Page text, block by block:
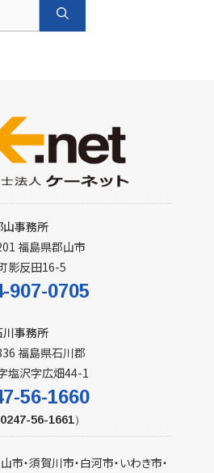
山事務所
福島県郡山市
影反田16-5
0705
川事務所
福島県石川郡
塩沢字広畑44-1
56-1660
56-1661）
市・須賀川市・白河市・いわき市・